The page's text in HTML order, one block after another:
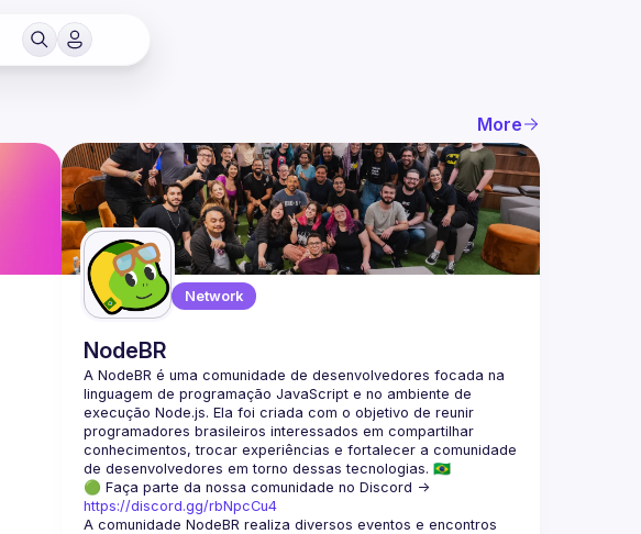
More
Network
NodeBR
A NodeBR é uma comunidade de desenvolvedores focada na
linguagem de programação JavaScript e no ambiente de
execução Node.js. Ela foi criada com o objetivo de reunir
programadores brasileiros interessados em compartilhar
conhecimentos, trocar experiências e fortalecer a comunidade
🟢 Faça parte da nossa comunidade no Discord ->
https://discord.gg/rbNpcCu4
A comunidade NodeBR realiza diversos eventos e encontros